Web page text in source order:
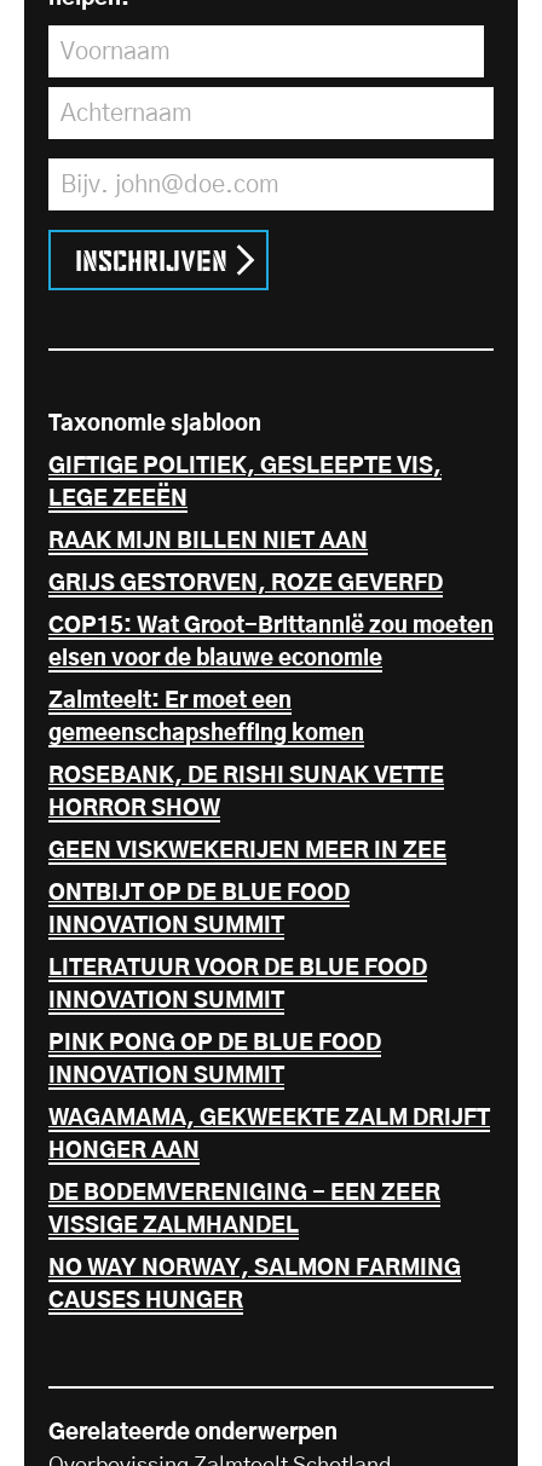
Voornaam
Achternaam
E-mailadres *
Inschrijven
Taxonomie sjabloon
GIFTIGE POLITIEK, GESLEEPTE VIS,
LEGE ZEEËN
RAAK MIJN BILLEN NIET AAN
GRIJS GESTORVEN, ROZE GEVERFD
COP15: Wat Groot-Brittannië zou moeten
eisen voor de blauwe economie
Zalmteelt: Er moet een
gemeenschapsheffing komen
ROSEBANK, DE RISHI SUNAK VETTE
HORROR SHOW
GEEN VISKWEKERIJEN MEER IN ZEE
ONTBIJT OP DE BLUE FOOD
INNOVATION SUMMIT
LITERATUUR VOOR DE BLUE FOOD
INNOVATION SUMMIT
PINK PONG OP DE BLUE FOOD
INNOVATION SUMMIT
WAGAMAMA, GEKWEEKTE ZALM DRIJFT
HONGER AAN
DE BODEMVERENIGING - EEN ZEER
VISSIGE ZALMHANDEL
NO WAY NORWAY, SALMON FARMING
CAUSES HUNGER
Gerelateerde onderwerpen